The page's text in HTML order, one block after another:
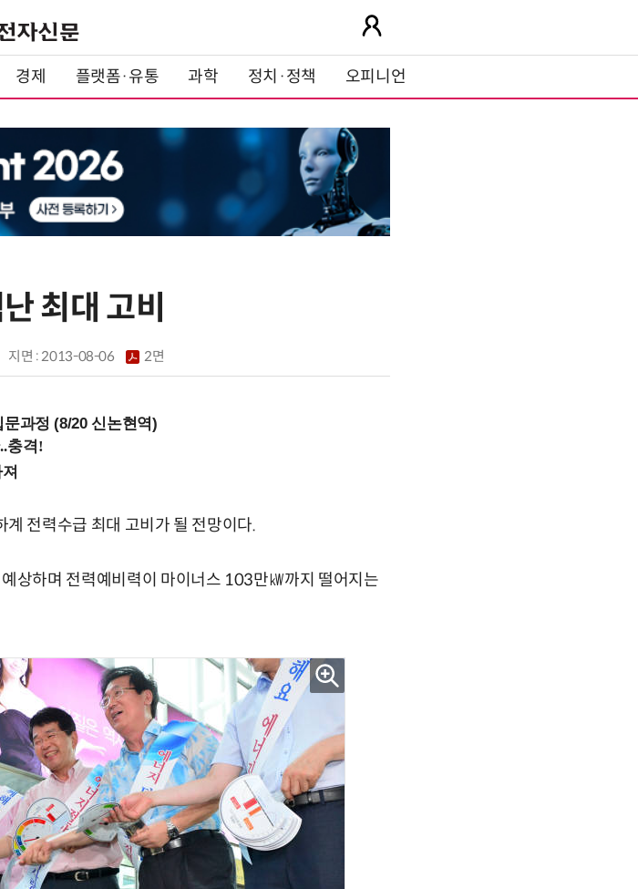
경제 플랫폼·유통 과학 정치·정책 오피니언
최대 고비
지면 :2013-08-06 2면
과정 (8/20 신논현역)
전력수급 최대 고비가 될 전망이다.
상하며 전력예비력이 마이너스 103만㎾까지 떨어지는